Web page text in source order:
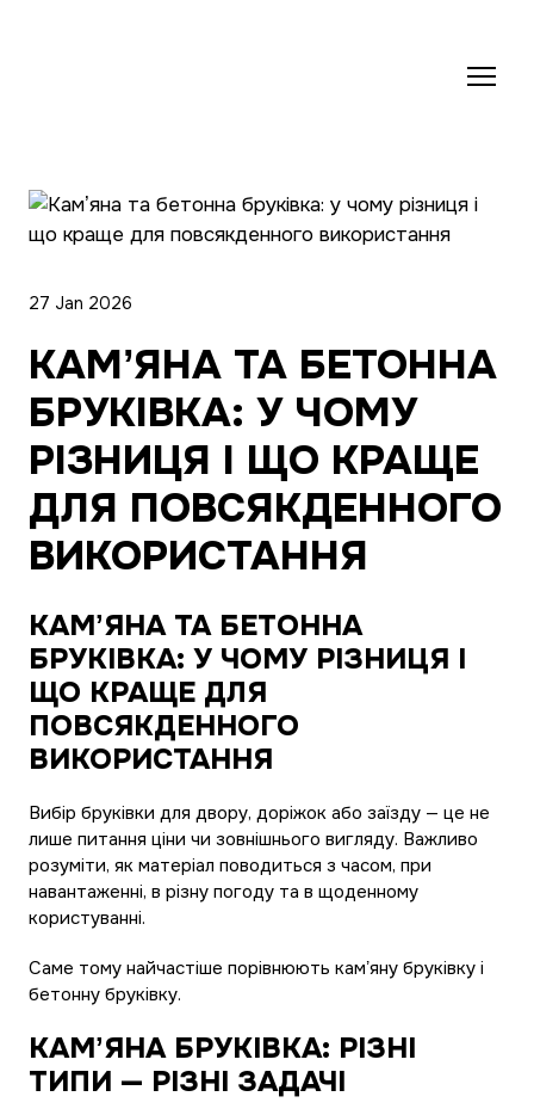
27 Jan 2026
КАМʼЯНА ТА БЕТОННА
БРУКІВКА: У ЧОМУ
РІЗНИЦЯ І ЩО КРАЩЕ
ДЛЯ ПОВСЯКДЕННОГО
ВИКОРИСТАННЯ
КАМʼЯНА ТА БЕТОННА
БРУКІВКА: У ЧОМУ РІЗНИЦЯ І
ЩО КРАЩЕ ДЛЯ
ПОВСЯКДЕННОГО
ВИКОРИСТАННЯ
Вибір бруківки для двору, доріжок або заїзду — це не
лише питання ціни чи зовнішнього вигляду. Важливо
розуміти, як матеріал поводиться з часом, при
навантаженні, в різну погоду та в щоденному
користуванні.
Саме тому найчастіше порівнюють камʼяну бруківку і
бетонну бруківку.
КАМʼЯНА БРУКІВКА: РІЗНІ
ТИПИ — РІЗНІ ЗАДАЧІ